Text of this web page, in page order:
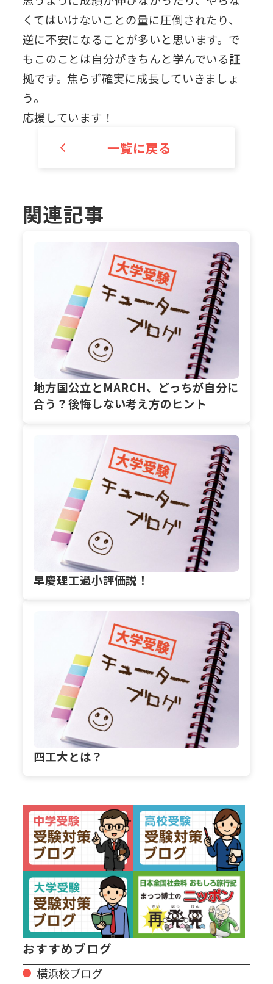
くてはいけないことの量に圧倒されたり、
逆に不安になることが多いと思います。で
もこのことは自分がきちんと学んでいる証
拠です。焦らず確実に成長していきましょ
う。
応援しています！
一覧に戻る
関連記事
地方国公立とMARCH、どっちが自分に
合う？後悔しない考え方のヒント
早慶理工過小評価説！
四工大とは？
おすすめブログ
横浜校ブログ